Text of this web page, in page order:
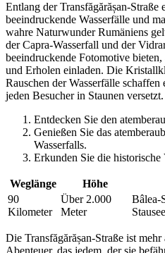
Entlang der Transfăgărășan-Straße
beeindruckende Wasserfälle und
wahre Naturwunder Rumäniens
der Capra-Wasserfall und der
beeindruckende Fotomotive
und Erholen einladen. Die
Rauschen der Wasserfälle
jeden Besucher in Staunen versetzt.
Entdecken Sie den
Genießen Sie das
Wasserfalls.
Erkunden Sie die historische
Weglänge Höhe
90
Kilometer
Über 2.000
Meter
Bâlea-
Stausee
Die Transfăgărășan-Straße ist